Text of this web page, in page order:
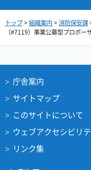
トップ>組織案内>消防保安課
（#7119）事業公募型プロポー
庁舎案内
サイトマップ
このサイトについて
ウェブアクセシビリ
リンク集